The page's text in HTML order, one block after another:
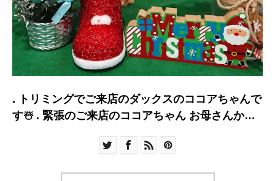
. トリミングでご来店のダックスのココアちゃんで
す☃️ . 緊張のご来店のココアちゃん お母さんから